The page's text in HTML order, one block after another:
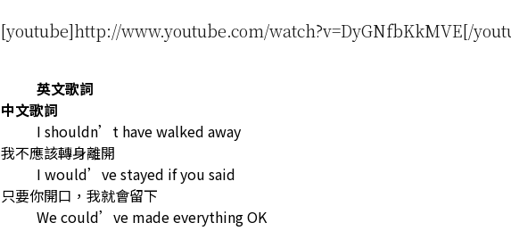
[youtube]http://www.youtube.com/watch?v=DyGNfbKkMVE[/
英文歌詞
中文歌詞
I shouldn’t have walked away
我不應該轉身離開
I would’ve stayed if you said
只要你開口，我就會留下
We could’ve made everything OK